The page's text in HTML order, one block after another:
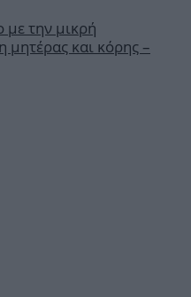
την μικρή
και κόρης –